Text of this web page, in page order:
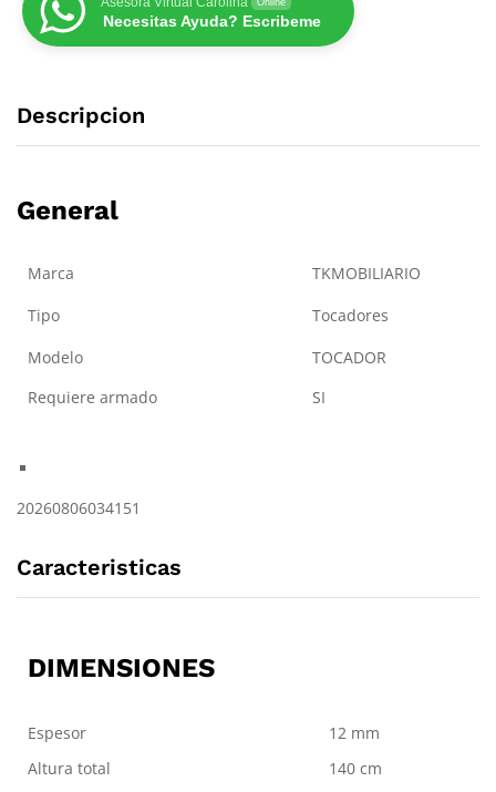
Online
Necesitas Ayuda? Escribeme
Descripcion
General
Marca
TKMOBILIARIO
Tipo
Tocadores
Modelo
TOCADOR
Requiere armado
SI
20260806034151
Caracteristicas
DIMENSIONES
Espesor
12 mm
Altura total
140 cm